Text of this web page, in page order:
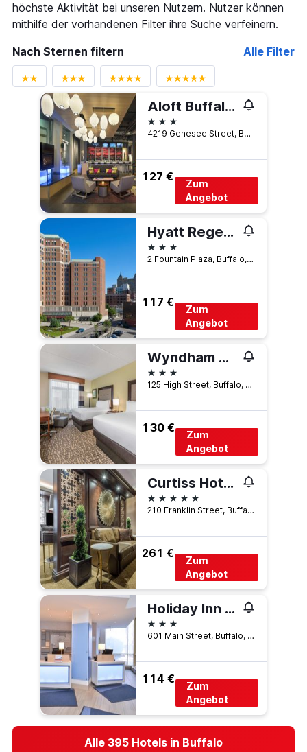
höchste Aktivität bei unseren Nutzern. Nutzer können
mithilfe der vorhandenen Filter ihre Suche verfeinern.
Nach Sternen filtern
Alle Filter
Aloft Buffalo Airport
3 Sterne
4219 Genesee Street, Buffalo, NY, USA
127 €
Zum
Angebot
Hyatt Regency Buffalo Hotel And Conference Center
3 Sterne
2 Fountain Plaza, Buffalo, NY, USA
117 €
Zum
Angebot
Wyndham Garden Buffalo Downtown
3 Sterne
125 High Street, Buffalo, NY, USA
130 €
Zum
Angebot
Curtiss Hotel, an Ascend Collection Hotel
5 Sterne
210 Franklin Street, Buffalo, NY, USA
261 €
Zum
Angebot
Holiday Inn Express & Suites Buffalo Downtown - Medical Ctr By IHG
3 Sterne
601 Main Street, Buffalo, NY, USA
114 €
Zum
Angebot
Alle 395 Hotels in Buffalo